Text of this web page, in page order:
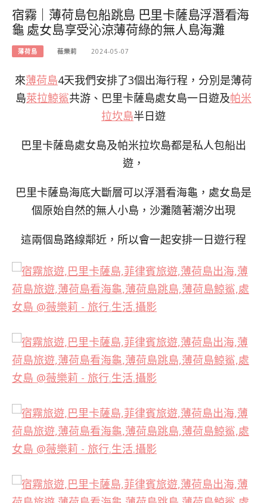
宿霧｜薄荷島包船跳島 巴里卡薩島浮潛看海
龜 處女島享受沁涼薄荷綠的無人島海灘
薄荷島 薇樂莉 2024-05-07
來薄荷島4天我們安排了3個出海行程，分別是薄荷
島萊拉鯨鯊共游、巴里卡薩島處女島一日遊及帕米
拉坎島半日遊
巴里卡薩島處女島及帕米拉坎島都是私人包船出
遊，
巴里卡薩島海底大斷層可以浮潛看海龜，處女島是
個原始自然的無人小島，沙灘隨著潮汐出現
這兩個島路線鄰近，所以會一起安排一日遊行程